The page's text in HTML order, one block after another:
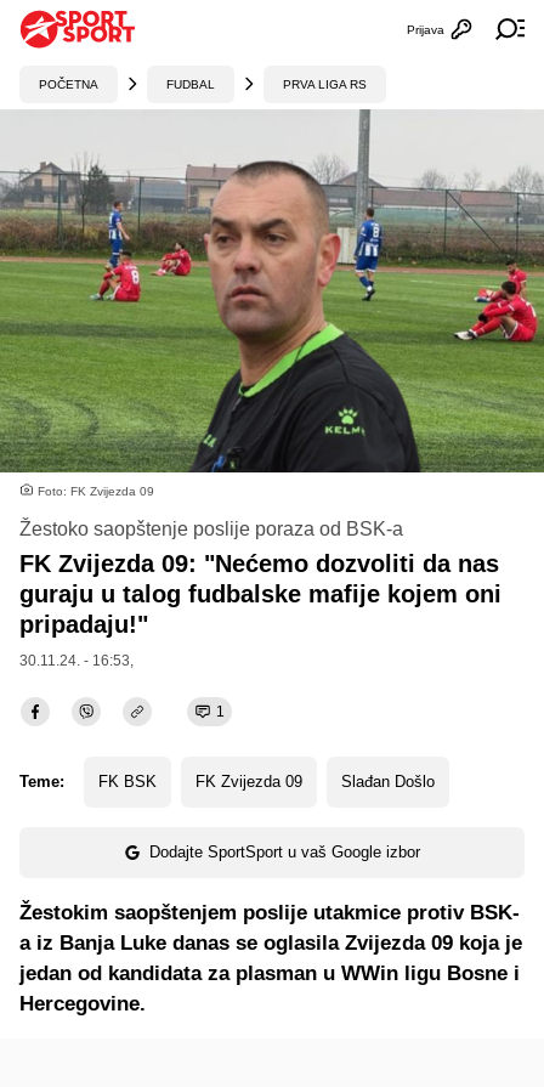
Otvori
Prijava
POČETNA FUDBAL PRVA LIGA RS
Foto: FK Zvijezda 09
Žestoko saopštenje poslije poraza od BSK-a
FK Zvijezda 09: "Nećemo dozvoliti da nas
guraju u talog fudbalske mafije kojem oni
pripadaju!"
30.11.24. - 16:53,
1
Teme: FK BSK FK Zvijezda 09 Slađan Došlo
Dodajte SportSport u vaš Google izbor
Žestokim saopštenjem poslije utakmice protiv BSK-
a iz Banja Luke danas se oglasila Zvijezda 09 koja je
jedan od kandidata za plasman u WWin ligu Bosne i
Hercegovine.